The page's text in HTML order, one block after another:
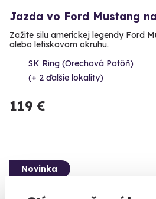
Jazda vo Ford Mustang
Zažite silu americkej legendy Ford
alebo letiskovom okruhu.
SK Ring (Orechová Potôň)
(+ 2 ďalšie lokality)
119 €
Novinka